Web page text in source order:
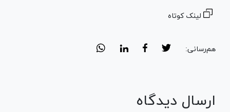
لینک کوتاه
هم‌رسانی:
ارسال دیدگاه